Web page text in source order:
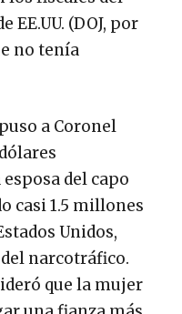
EE.UU. (DOJ, por
no tenía
a Coronel
del capo
casi 1.5 millones
Unidos,
narcotráfico.
que la mujer
una fianza más